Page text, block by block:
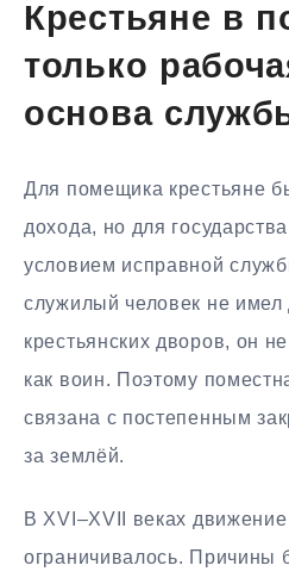
Крестьяне в
только
основа
Для помещика крестьяне
дохода, но для
условием исправной
служилый человек не имел
крестьянских дворов, он
как воин. Поэтому
связана с постепенным
за землёй.
В XVI–XVII веках
ограничивалось. Причины